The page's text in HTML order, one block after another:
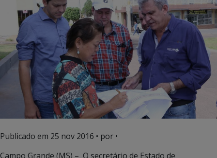
Publicado em 25 nov 2016 • por •
Campo Grande (MS) – O secretário de Estado de